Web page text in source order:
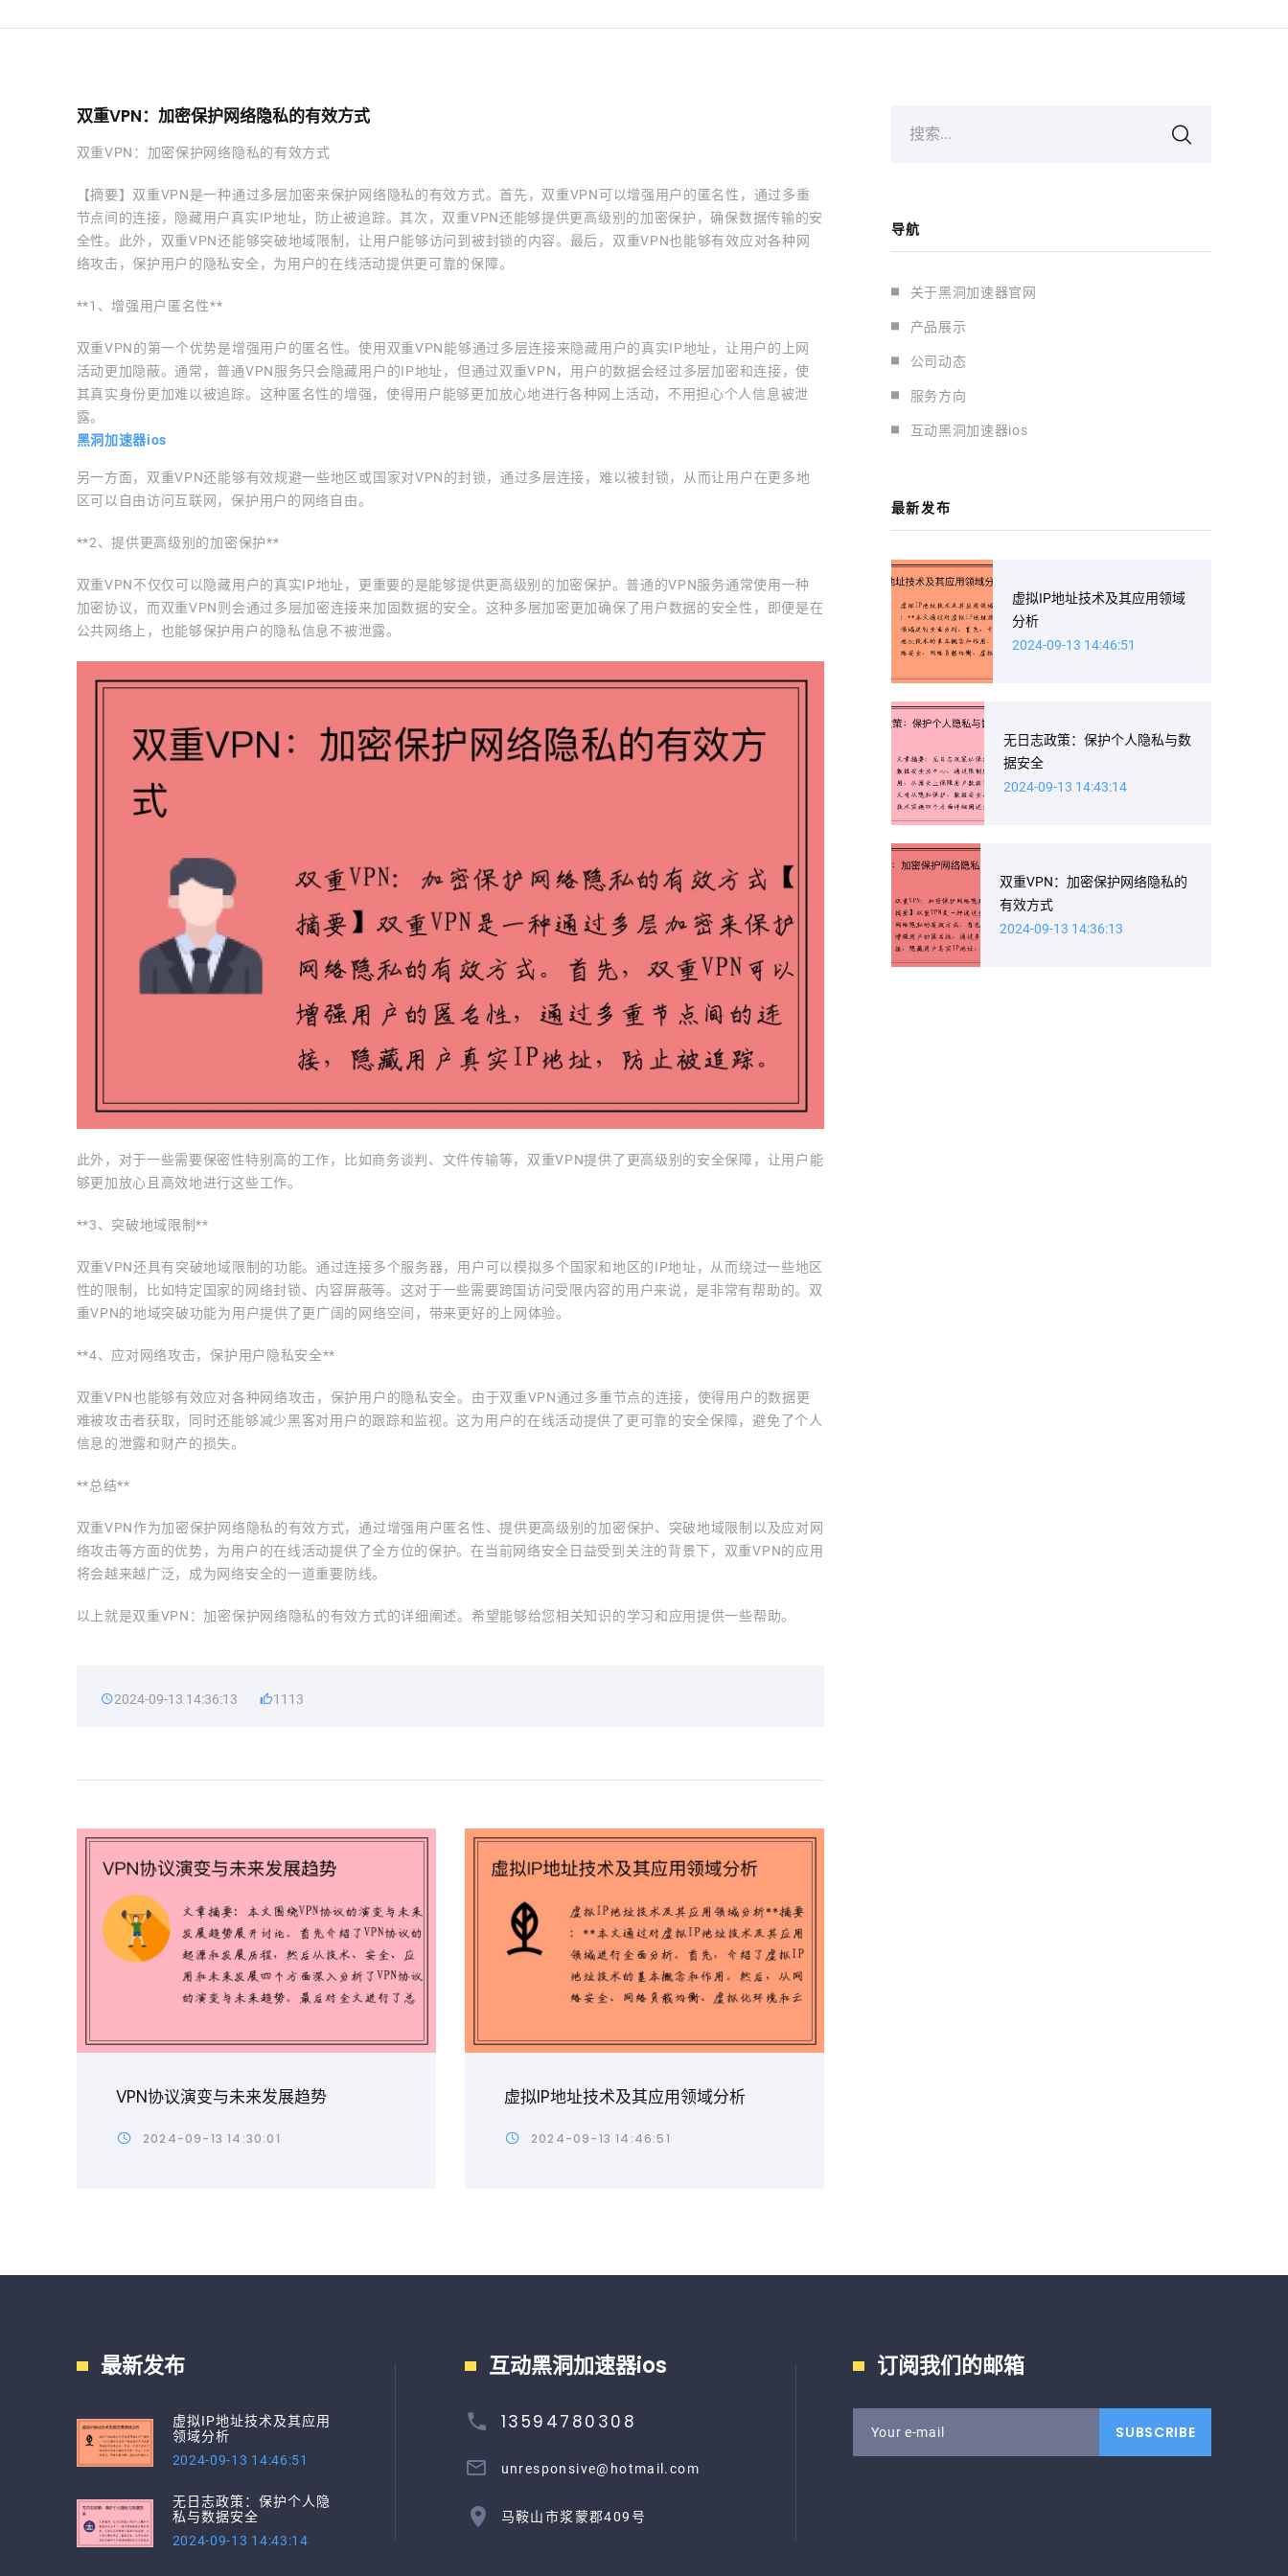
双重VPN：加密保护网络隐私的有效方式
双重VPN：加密保护网络隐私的有效方式
【摘要】双重VPN是一种通过多层加密来保护网络隐私的有效方式。首先，双重VPN可以增强用户的匿名性，通过多重
节点间的连接，隐藏用户真实IP地址，防止被追踪。其次，双重VPN还能够提供更高级别的加密保护，确保数据传输的安
全性。此外，双重VPN还能够突破地域限制，让用户能够访问到被封锁的内容。最后，双重VPN也能够有效应对各种网
络攻击，保护用户的隐私安全，为用户的在线活动提供更可靠的保障。
**1、增强用户匿名性**
双重VPN的第一个优势是增强用户的匿名性。使用双重VPN能够通过多层连接来隐藏用户的真实IP地址，让用户的上网
活动更加隐蔽。通常，普通VPN服务只会隐藏用户的IP地址，但通过双重VPN，用户的数据会经过多层加密和连接，使
其真实身份更加难以被追踪。这种匿名性的增强，使得用户能够更加放心地进行各种网上活动，不用担心个人信息被泄
露。
黑洞加速器ios
另一方面，双重VPN还能够有效规避一些地区或国家对VPN的封锁，通过多层连接，难以被封锁，从而让用户在更多地
区可以自由访问互联网，保护用户的网络自由。
**2、提供更高级别的加密保护**
双重VPN不仅仅可以隐藏用户的真实IP地址，更重要的是能够提供更高级别的加密保护。普通的VPN服务通常使用一种
加密协议，而双重VPN则会通过多层加密连接来加固数据的安全。这种多层加密更加确保了用户数据的安全性，即便是在
公共网络上，也能够保护用户的隐私信息不被泄露。
此外，对于一些需要保密性特别高的工作，比如商务谈判、文件传输等，双重VPN提供了更高级别的安全保障，让用户能
够更加放心且高效地进行这些工作。
**3、突破地域限制**
双重VPN还具有突破地域限制的功能。通过连接多个服务器，用户可以模拟多个国家和地区的IP地址，从而绕过一些地区
性的限制，比如特定国家的网络封锁、内容屏蔽等。这对于一些需要跨国访问受限内容的用户来说，是非常有帮助的。双
重VPN的地域突破功能为用户提供了更广阔的网络空间，带来更好的上网体验。
**4、应对网络攻击，保护用户隐私安全**
双重VPN也能够有效应对各种网络攻击，保护用户的隐私安全。由于双重VPN通过多重节点的连接，使得用户的数据更
难被攻击者获取，同时还能够减少黑客对用户的跟踪和监视。这为用户的在线活动提供了更可靠的安全保障，避免了个人
信息的泄露和财产的损失。
**总结**
双重VPN作为加密保护网络隐私的有效方式，通过增强用户匿名性、提供更高级别的加密保护、突破地域限制以及应对网
络攻击等方面的优势，为用户的在线活动提供了全方位的保护。在当前网络安全日益受到关注的背景下，双重VPN的应用
将会越来越广泛，成为网络安全的一道重要防线。
以上就是双重VPN：加密保护网络隐私的有效方式的详细阐述。希望能够给您相关知识的学习和应用提供一些帮助。
2024-09-13 14:36:13 1113
VPN协议演变与未来发展趋势
2024-09-13 14:30:01
虚拟IP地址技术及其应用领域分析
2024-09-13 14:46:51
搜索...
导航
关于黑洞加速器官网
产品展示
公司动态
服务方向
互动黑洞加速器ios
最新发布
虚拟IP地址技术及其应用领域
分析
2024-09-13 14:46:51
无日志政策：保护个人隐私与数
据安全
2024-09-13 14:43:14
双重VPN：加密保护网络隐私的
有效方式
2024-09-13 14:36:13
最新发布
虚拟IP地址技术及其应用
领域分析
2024-09-13 14:46:51
无日志政策：保护个人隐
私与数据安全
2024-09-13 14:43:14
互动黑洞加速器ios
13594780308
unresponsive@hotmail.com
马鞍山市浆蒙郡409号
订阅我们的邮箱
Your e-mail SUBSCRIBE